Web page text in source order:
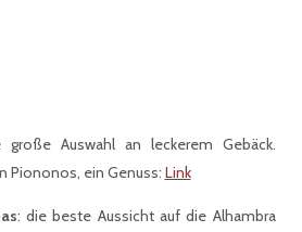
Auswahl an leckerem Gebäck.
Piononos, ein Genuss: Link
: die beste Aussicht auf die Alhambra